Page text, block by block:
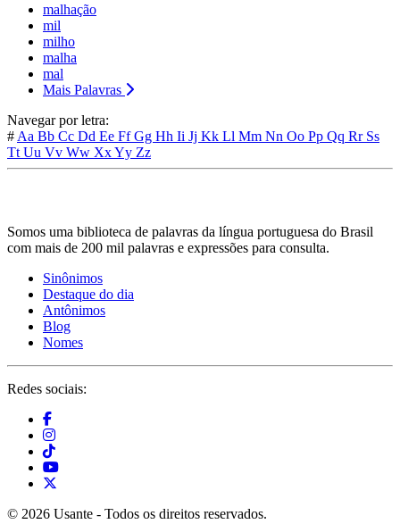
malhação
mil
milho
malha
mal
Mais Palavras
Navegar por letra:
# Aa Bb Cc Dd Ee FfGg Hh Ii Jj Kk Ll Mm Nn Oo Pp Qq Rr Ss
Tt Uu Vv Ww XxYy Zz
Somos uma biblioteca de palavras da língua portuguesa do Brasil
com mais de 200 mil palavras e expressões para consulta.
Sinônimos
Destaque do dia
Antônimos
Blog
Nomes
Redes sociais:
© 2026 Usante - Todos os direitos reservados.